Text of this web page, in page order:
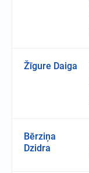
Žīgure Daiga
Bērziņa
Dzidra